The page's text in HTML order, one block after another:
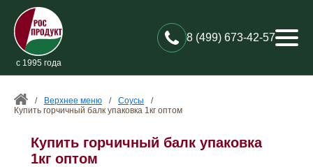
с 1995 года
8 (499) 673-42-57
/ Верхнее меню / Соусы
/
Купить горчичный балк упаковка 1кг оптом
Купить горчичный балк упаковка
1кг оптом